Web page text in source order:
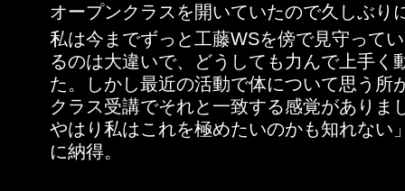
オープンクラスを開いていたので久しぶり
私は今までずっと工藤WSを傍で見守って
るのは大違いで、どうしても力んで上手く
た。しかし最近の活動で体について思う所
クラス受講でそれと一致する感覚がありま
やはり私はこれを極めたいのかも知れない
に納得。